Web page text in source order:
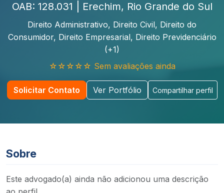
OAB: 128.031 | Erechim, Rio Grande do Sul
Direito Administrativo, Direito Civil, Direito do
Consumidor, Direito Empresarial, Direito Previdenciário
(+1)
☆☆☆☆☆ Sem avaliações ainda
Solicitar Contato Ver Portfólio Compartilhar perfil
Sobre
Este advogado(a) ainda não adicionou uma descrição